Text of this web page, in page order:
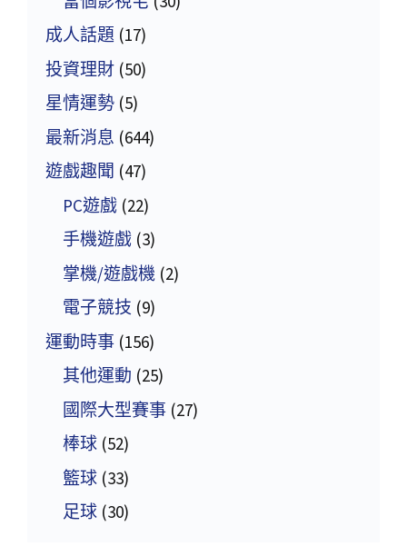
成人話題 (17)
投資理財 (50)
星情運勢 (5)
最新消息 (644)
遊戲趣聞 (47)
PC遊戲 (22)
手機遊戲 (3)
掌機/遊戲機 (2)
電子競技 (9)
運動時事 (156)
其他運動 (25)
國際大型賽事 (27)
棒球 (52)
籃球 (33)
足球 (30)